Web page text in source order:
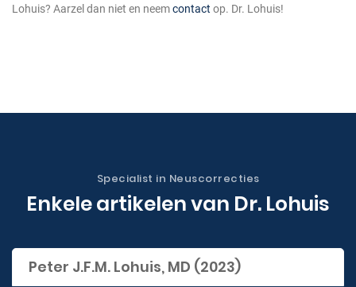
Lohuis? Aarzel dan niet en neemcontact op. Dr. Lohuis!
Specialist in Neuscorrecties
Enkele artikelen van Dr. Lohuis
Peter J.F.M. Lohuis, MD (2023)